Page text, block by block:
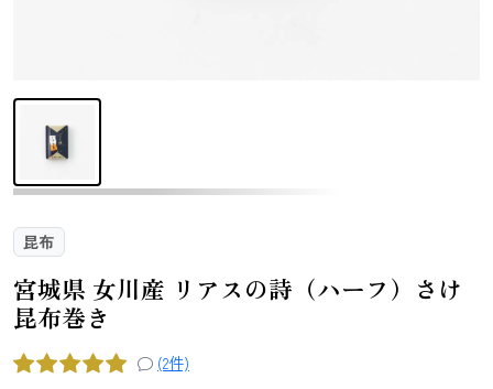
昆布
宮城県 女川産 リアスの詩（ハーフ）さけ
昆布巻き
(2件)